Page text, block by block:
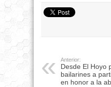
Anterior:
Desde El Hoyo
bailarines a
en honor a la